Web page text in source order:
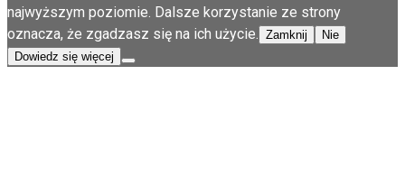
najwyższym poziomie. Dalsze korzystanie ze strony
oznacza, że zgadzasz się na ich użycie.
Zamknij
Nie
Dowiedz się więcej